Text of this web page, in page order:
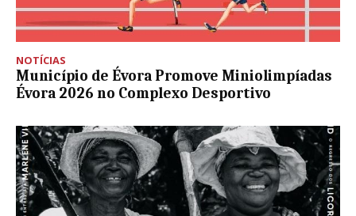
NOTÍCIAS
Município de Évora Promove Miniolimpíadas
Évora 2026 no Complexo Desportivo